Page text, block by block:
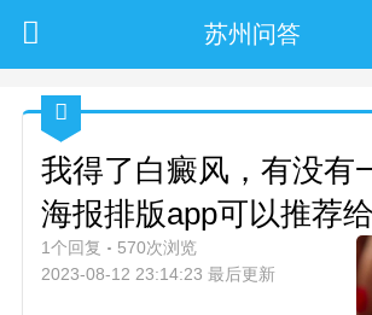
苏州问答
我得了白癜风，有没有
海报排版app可以推荐
1个回复
570次浏览
2023-08-12 23:14:23 最后更新